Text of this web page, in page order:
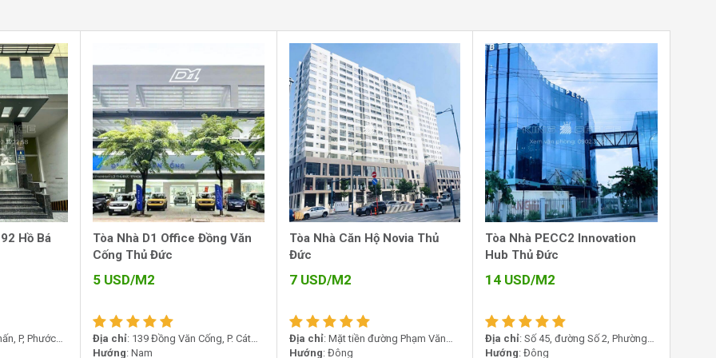
có thể yên tâm hoạt động trong một môi
P. Cát Lái (Thạnh Mỹ Lợi cũ),
D1 Office TP Thủ Đứctrở thành điểm đến
tuyến đường Đồng Văn Cống – trục giao
tâm và các khu công nghiệp lớn.
Hồ Bá
P, Phước
Tòa Nhà D1 Office Đồng Văn
Cống Thủ Đức
5 USD/M2
Địa chỉ: 139 Đồng Văn Cống, P. Cát
Lái (Thạnh Mỹ Lợi cũ), TP. Thủ Đức
Hướng : Nam
Tòa Nhà Căn Hộ Novia Thủ
Đức
7USD/M2
Địa chỉ: Mặt tiền đường Phạm Văn
Đồng, Phường Linh Xuân, TP.HCM
Hướng : Đông
Tòa Nhà PECC2 Innovation
Hub Thủ Đức
14 USD/M2
Địa chỉ: Số 45, đường Số 2, Phường
Trường Thọ, Thành phố Thủ Đức, TP.
Hướng : Đông